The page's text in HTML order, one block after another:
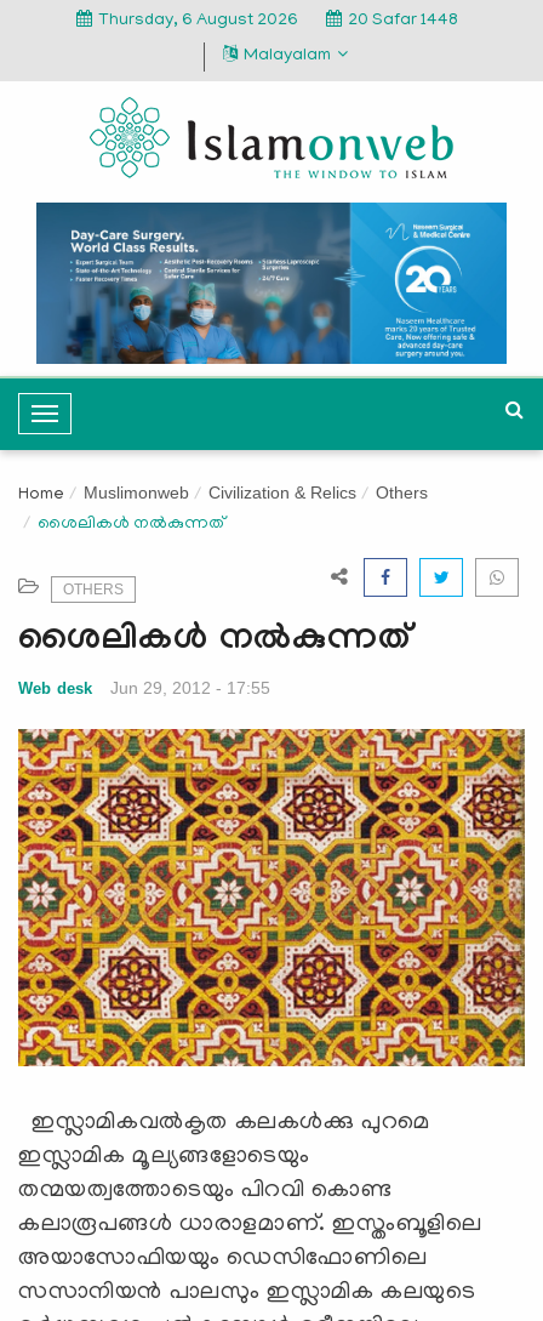
Thursday, 6 August 2026
20 Safar 1448
Malayalam
T
o
g
l
a
v
i
a
t
i
o
n
Home Muslimonweb Civilization & Relics Others
ശൈലികൾ നൽകുന്നത്‌
OTHERS
ശൈലികൾ നൽകുന്നത്‌
Web desk Jun 29, 2012 - 17:55
ഇസ്ലാമികവൽകൃത കലകൾക്കു പുറമെ
ഇസ്ലാമിക മൂല്യങ്ങളോടെയും
തന്മയത്വത്തോടെയും പിറവി കൊണ്ട
കലാരൂപങ്ങൾ ധാരാളമാണ്‌. ഇസ്തംബൂളിലെ
അയാസോഫിയയും ഡെസിഫോണിലെ
സസാനിയൻ പാലസും ഇസ്ലാമിക കലയുടെ